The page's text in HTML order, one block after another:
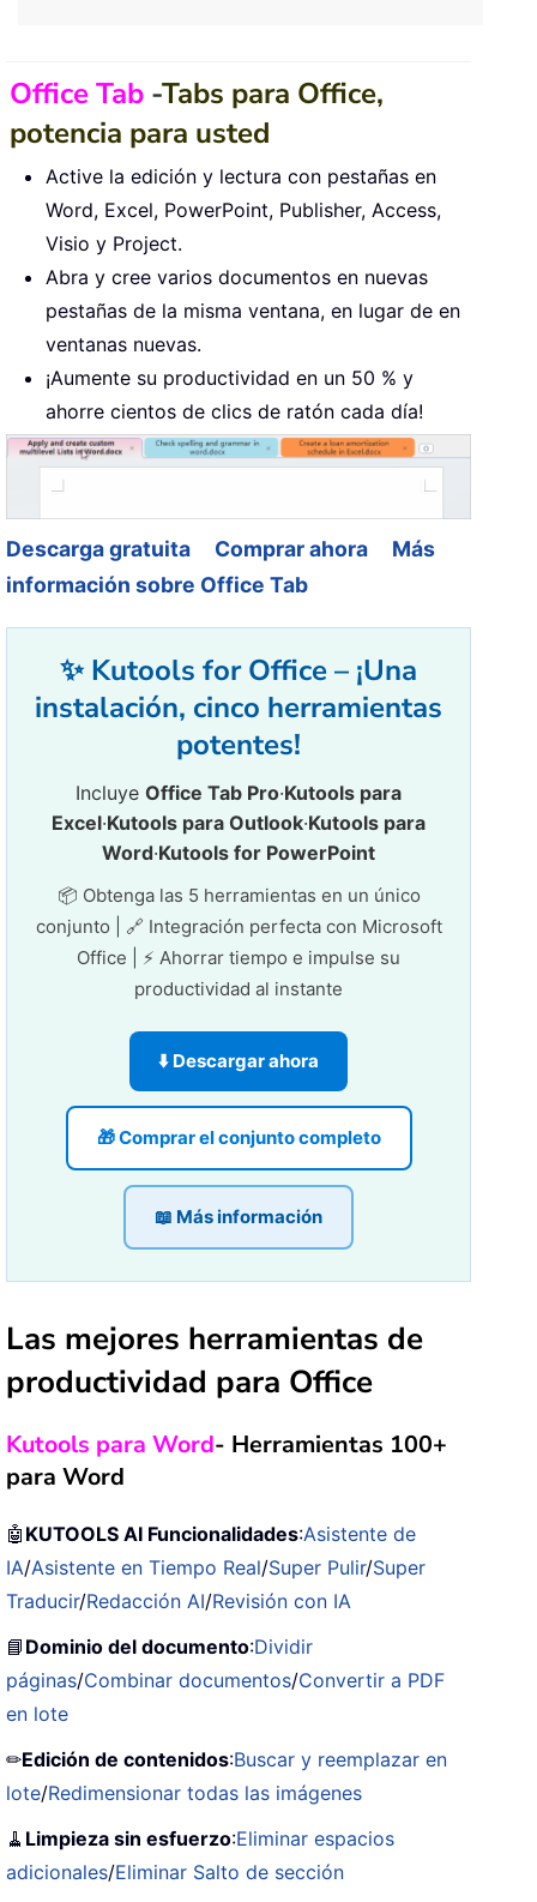
Office Tab -Tabs para Office,
potencia para usted
Active la edición y lectura con pestañas en
Word, Excel, PowerPoint, Publisher, Access,
Visio y Project.
Abra y cree varios documentos en nuevas
pestañas de la misma ventana, en lugar de en
ventanas nuevas.
¡Aumente su productividad en un 50 % y
ahorre cientos de clics de ratón cada día!
Descarga gratuita Comprar ahora
Más
información sobre Office Tab
✨ Kutools for Office – ¡Una
instalación, cinco herramientas
potentes!
Incluye Office Tab Pro·Kutools para
Excel·Kutools para Outlook·Kutools para
Word·Kutools for PowerPoint
📦 Obtenga las 5 herramientas en un único
conjunto | 🔗 Integración perfecta con Microsoft
Office | ⚡ Ahorrar tiempo e impulse su
productividad al instante
⬇️ Descargar ahora
🎁 Comprar el conjunto completo
📖 Más información
Las mejores herramientas de
productividad para Office
Kutools para Word- Herramientas 100+
para Word
🤖 KUTOOLS AI Funcionalidades:Asistente de
IA/Asistente en Tiempo Real/Super Pulir/Super
Traducir/Redacción AI/Revisión con IA
📘 Dominio del documento:Dividir
páginas/Combinar documentos/Convertir a PDF
en lote
✏Edición de contenidos:Buscar y reemplazar en
lote/Redimensionar todas las imágenes
🧹 Limpieza sin esfuerzo:Eliminar espacios
adicionales/Eliminar Salto de sección